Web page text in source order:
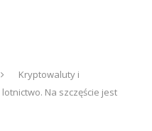
Kryptowaluty i
Na szczęście jest